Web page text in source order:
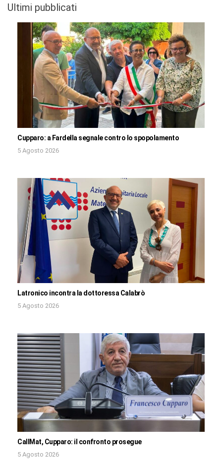
Ultimi pubblicati
Cupparo: a Fardella segnale contro lo spopolamento
5 Agosto 2026
Latronico incontra la dottoressa Calabrò
5 Agosto 2026
CallMat, Cupparo: il confronto prosegue
5 Agosto 2026